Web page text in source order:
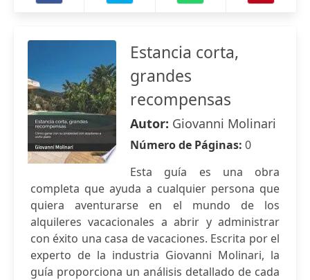
Estancia corta,
grandes
recompensas
Autor: Giovanni Molinari
Número de Páginas: 0
Esta guía es una obra
completa que ayuda a cualquier persona que
quiera aventurarse en el mundo de los
alquileres vacacionales a abrir y administrar
con éxito una casa de vacaciones. Escrita por el
experto de la industria Giovanni Molinari, la
guía proporciona un análisis detallado de cada